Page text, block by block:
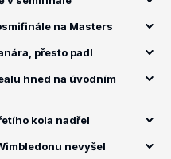
na Masters
přesto padl
hned na úvodním
kola nadřel
nevyšel